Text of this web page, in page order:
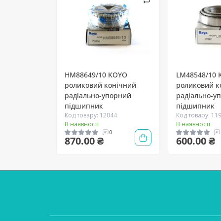
HM88649/10 KOYO
роликовий конічний
радіально-упорний
підшипник
Код товару: 12044
В наявності
0
870.00 ₴
LM48548/10
роликовий
радіально-
підшипник
Код товару:
В наявності
600.00 ₴